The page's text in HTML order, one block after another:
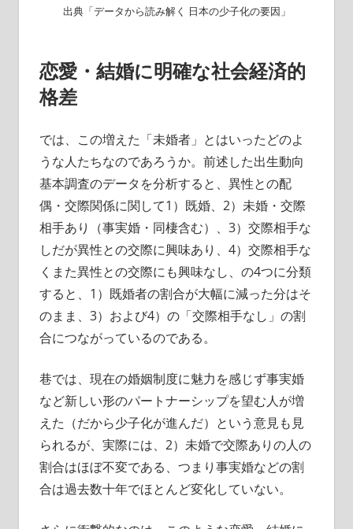
出典「データから読み解く 日本の少子化の要因」
恋愛・結婚に明確な社会経済的
格差
では、この増えた「未婚者」とはいったどのよ
うな人たちなのであろうか。前述した出生動向
基本調査のデータを分析すると、異性との配
偶・交際関係に関して1）既婚、2）未婚・交際
相手あり（事実婚・同棲含む）、3）交際相手な
しだが異性との交際に興味あり、4）交際相手な
くまた異性との交際にも興味なし、の4つに分類
すると、1）既婚者の割合が大幅に減った分はそ
のまま、3）および4）の「交際相手なし」の割
合につながっているのである。
巷では、現在の婚姻制度に魅力を感じず事実婚
など新しい形のパートナーシップを望む人が増
えた（だから少子化が進んだ）という意見も見
られるが、実際には、2）未婚で交際ありの人の
割合はほぼ不変である、つまり事実婚などの割
合は過去数十年でほとんど変化していない。